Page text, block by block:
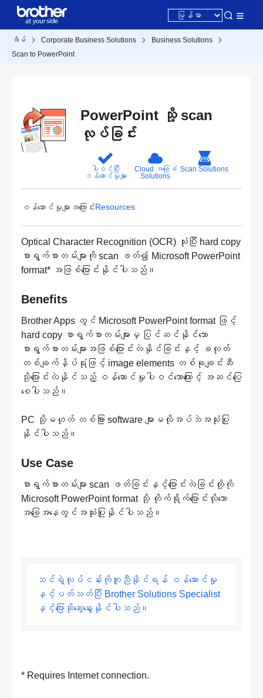
အိမ် Corporate Business Solutions
Business Solutions
Scan to PowerPoint
PowerPoint သို့ scan
လုပ်ခြင်း
ပါဝင်ပြီး
ဝန်ဆောင်မှုများ
Cloud အခြေခံ
Solutions
Scan Solutions
ဝန်ဆောင်မှုများအကြောင်းResources
Optical Character Recognition (OCR) သုံးပြီး hard copy
စာရွက်စာတမ်းများကို scan ဖတ်၍ Microsoft PowerPoint
format* အဖြစ်ပြောင်းနိုင်ပါသည်။
Benefits
Brother Apps တွင် Microsoft PowerPoint format ဖြင့်
hard copy စာရွက်စာတမ်းများမှ ပြင်ဆင်နိုင်သော
စာရွက်စာတမ်းများအဖြစ်ပြောင်းလဲနိုင်ခြင်းနှင့် ခလုတ်
တစ်ချက်နှိပ်ရုံဖြင့် image elements တစ်ခုချင်းဆီ
သို့ပြောင်းလဲနိုင်သည့် ဝန်ဆောင်မှုပါဝင်သောကြောင့် အဆင်ပြေ
စေပါသည်။
PC သို့မဟုတ် တစ်ခြား software များမလိုအပ်ဘဲအသုံးပြု
နိုင်ပါသည်။
Use Case
စာရွက်စာတမ်းများ scan ဖတ်ခြင်းနှင့်ပြောင်းလဲခြင်းတို့ကို
Microsoft PowerPoint format သို့ တိုက်ရိုက်ပြောင်းလိုသော
အခြေအနေတွင်အသုံးပြုနိုင်ပါသည်။
သင်ရဲ့လုပ်ငန်းကိုကူညီနိုင်ရန် ဝန်ဆောင်မှု
နှင့်ပတ်သတ်ပြီး Brother Solutions Specialist
နှင့်ပြောဆိုဆွေးနွေးနိုင်ပါသည်။
* Requires Internet connection.